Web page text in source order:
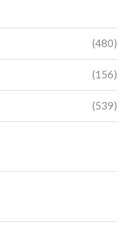
(480)
(156)
(539)